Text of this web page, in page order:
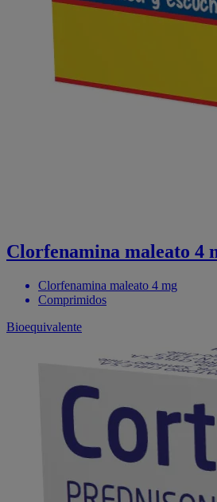
Clorfenamina maleato 4
Clorfenamina maleato 4 mg
Comprimidos
Bioequivalente